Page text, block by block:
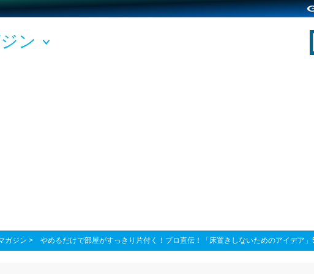
ン
ガジン > やめるだけで部屋がすっきり片付く！プロ直伝！「床置きしないためのアイデア」